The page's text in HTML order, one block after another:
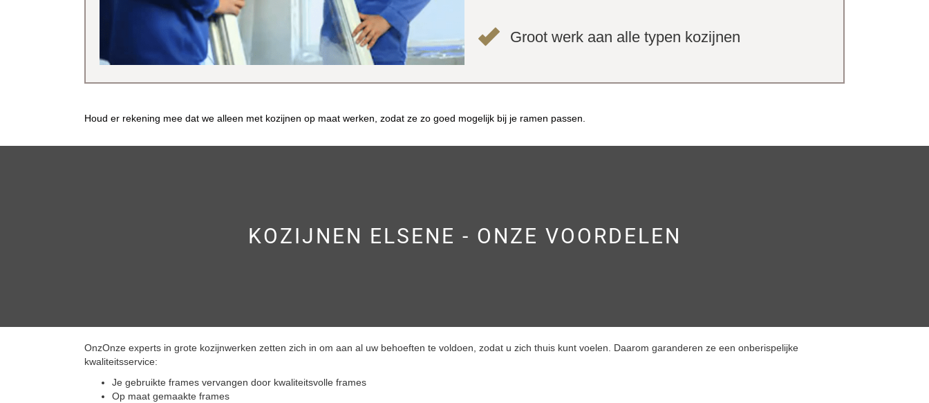
Groot werk aan alle typen kozijnen
Houd er rekening mee dat we alleen met kozijnen op maat werken, zodat ze zo goed mogelijk bij je ramen passen.
KOZIJNEN ELSENE - ONZE VOORDELEN
OnzOnze experts in grote kozijnwerken zetten zich in om aan al uw behoeften te voldoen, zodat u zich thuis kunt voelen. Daarom garanderen ze een onberispelijke
kwaliteitsservice:
Je gebruikte frames vervangen door kwaliteitsvolle frames
Op maat gemaakte frames